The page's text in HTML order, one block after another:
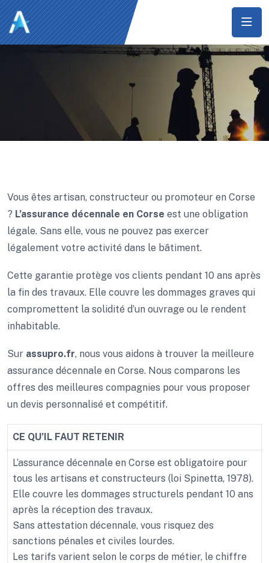
Vous êtes artisan, constructeur ou promoteur en Corse
? L’assurance décennale en Corse est une obligation
légale. Sans elle, vous ne pouvez pas exercer
légalement votre activité dans le bâtiment.
Cette garantie protège vos clients pendant 10 ans après
la fin des travaux. Elle couvre les dommages graves qui
compromettent la solidité d’un ouvrage ou le rendent
inhabitable.
Sur assupro.fr, nous vous aidons à trouver la meilleure
assurance décennale en Corse. Nous comparons les
offres des meilleures compagnies pour vous proposer
un devis personnalisé et compétitif.
CE QU’IL FAUT RETENIR
L’assurance décennale en Corse est obligatoire pour
tous les artisans et constructeurs (loi Spinetta, 1978).
Elle couvre les dommages structurels pendant 10 ans
après la réception des travaux.
Sans attestation décennale, vous risquez des
sanctions pénales et civiles lourdes.
Les tarifs varient selon le corps de métier, le chiffre